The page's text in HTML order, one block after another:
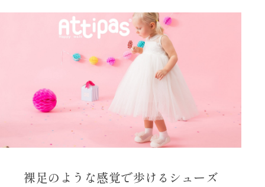
裸足のような感覚で歩けるシューズ